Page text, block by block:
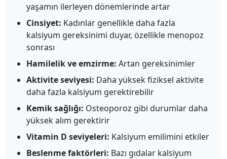
yaşamın ilerleyen dönemlerinde artar
Cinsiyet: Kadınlar genellikle daha fazla
kalsiyum gereksinimi duyar, özellikle menopoz
sonrası
Hamilelik ve emzirme: Artan gereksinimler
Aktivite seviyesi: Daha yüksek fiziksel aktivite
daha fazla kalsiyum gerektirebilir
Kemik sağlığı: Osteoporoz gibi durumlar daha
yüksek alım gerektirir
Vitamin D seviyeleri: Kalsiyum emilimini etkiler
Beslenme faktörleri: Bazı gıdalar kalsiyum